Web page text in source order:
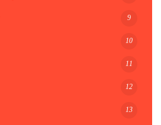
9
10
11
12
13